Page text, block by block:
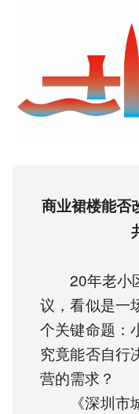
商业裙楼能否
20年老小
议，看似是一
个关键命题：
究竟能否自行
营的需求？
《深圳